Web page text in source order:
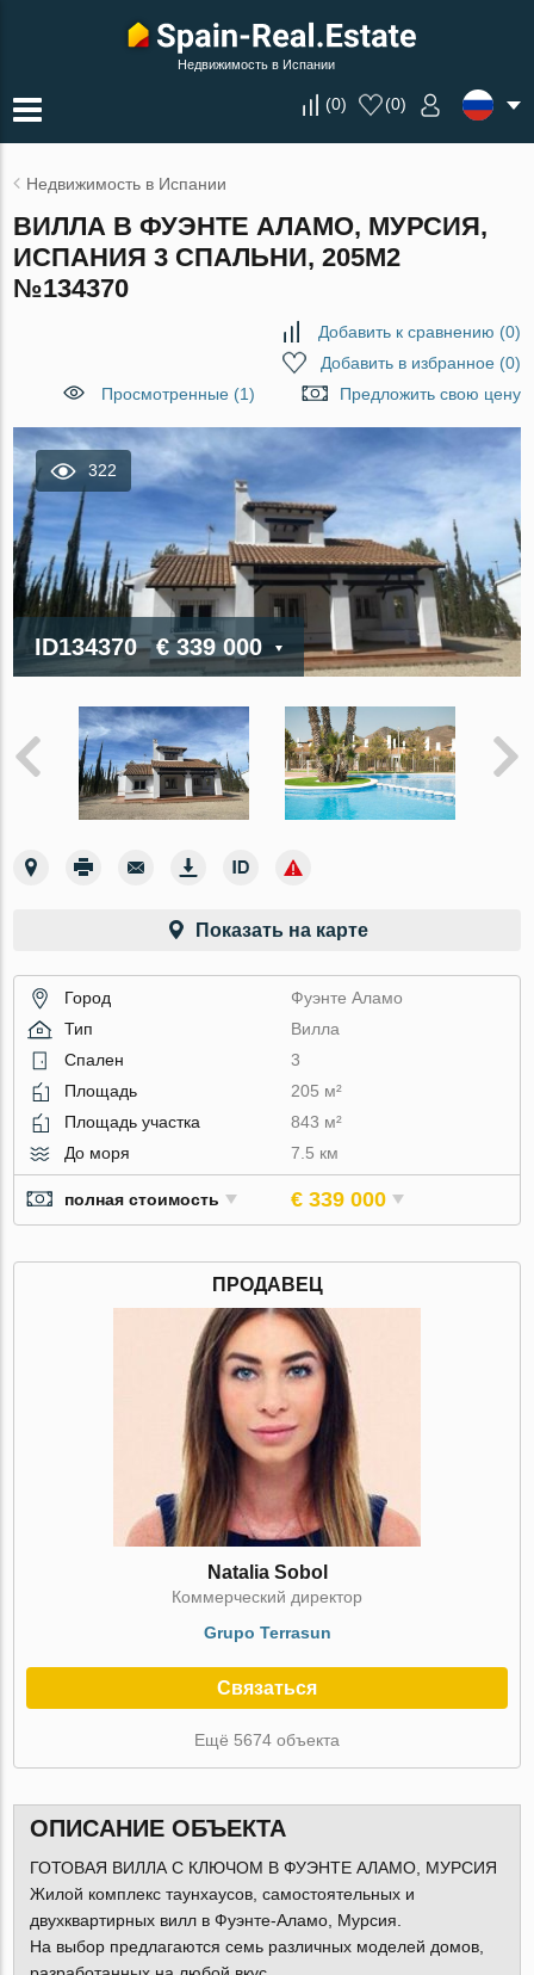
Недвижимость в Испании
(0) (0)
Недвижимость в Испании
ВИЛЛА В ФУЭНТЕ АЛАМО, МУРСИЯ,
ИСПАНИЯ 3 СПАЛЬНИ, 205М2
№134370
Добавить к сравнению (0)
Добавить в избранное(0)
Просмотренные (1)
Предложить свою цену
322
ID134370 € 339 000
Показать на карте
Город
Фуэнте Аламо
Тип
Вилла
Спален
3
Площадь
205 м²
Площадь участка
843 м²
До моря
7.5 км
полная стоимость € 339 000
ПРОДАВЕЦ
Natalia Sobol
Коммерческий директор
Grupo Terrasun
Связаться
Ещё 5674 объекта
ОПИСАНИЕ ОБЪЕКТА
ГОТОВАЯ ВИЛЛА С КЛЮЧОМ В ФУЭНТЕ АЛАМО, МУРСИЯ
Жилой комплекс таунхаусов, самостоятельных и
двухквартирных вилл в Фуэнте-Аламо, Мурсия.
На выбор предлагаются семь различных моделей домов,